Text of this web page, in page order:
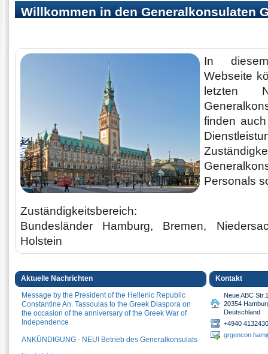
Willkommen in den Generalkonsulaten
In
Webseite
letzten
finden
Personals
Zuständigkeitsbereich:
Bundesländer Hamburg, Bremen,
Holstein
Aktuelle Nachrichten
Message by the President of the Hellenic Republic
Constantine An. Tassoulas to the Greek Diaspora on
the occasion of the anniversary of the Greek War of
Independence
ΑΝKÜNDIGUNG - ΝΕU! Βetrieb des Generalkonsulats
Kontakt
Neue ABC
20354
Deutschland
+4940 4132430